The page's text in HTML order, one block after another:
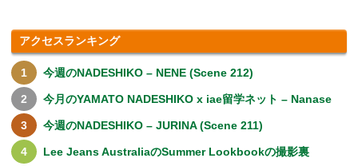
アクセスランキング
今週のNADESHIKO – NENE (Scene 212)
今月のYAMATO NADESHIKO x iae留学ネット – Nanase
今週のNADESHIKO – JURINA (Scene 211)
Lee Jeans AustraliaのSummer Lookbookの撮影裏